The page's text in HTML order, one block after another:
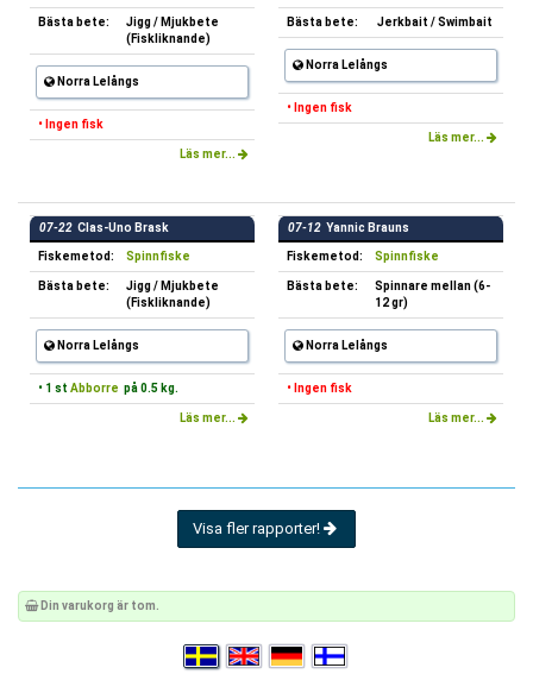
Bästa bete:
Jigg / Mjukbete
(Fiskliknande)
Norra Lelångs
• Ingen fisk
Läs mer...
Bästa bete: Jerkbait / Swimbait
Norra Lelångs
• Ingen fisk
Läs mer...
07-22 Clas-Uno Brask
Fiskemetod: Spinnfiske
Bästa bete:
Jigg / Mjukbete
(Fiskliknande)
Norra Lelångs
• 1 st Abborre på 0.5 kg.
Läs mer...
07-12 Yannic Brauns
Fiskemetod: Spinnfiske
Bästa bete:
Spinnare mellan (6-
12 gr)
Norra Lelångs
• Ingen fisk
Läs mer...
Visa fler rapporter!
Din varukorg är tom.